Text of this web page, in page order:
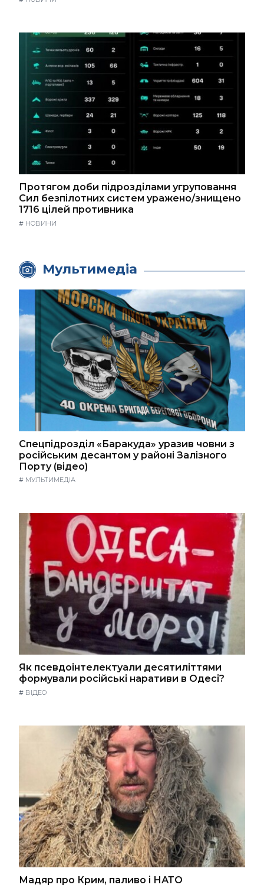
Протягом доби підрозділами угруповання
Сил безпілотних систем уражено/знищено
1716 цілей противника
# НОВИНИ
Мультимедіа
Спецпідрозділ «Баракуда» уразив човни з
російським десантом у районі Залізного
Порту (відео)
# МУЛЬТИМЕДІА
Як псевдоінтелектуали десятиліттями
формували російські наративи в Одесі?
# ВІДЕО
Мадяр про Крим, паливо і НАТО